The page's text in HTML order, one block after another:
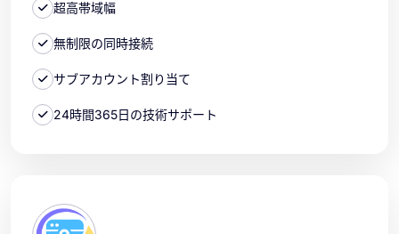
超高帯域幅
無制限の同時接続
サブアカウント割り当て
24時間365日の技術サポート